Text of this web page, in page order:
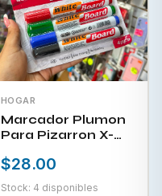
HOGAR
Marcador Plumon
Para Pizarron X-
$28.00
Stock: 4 disponibles